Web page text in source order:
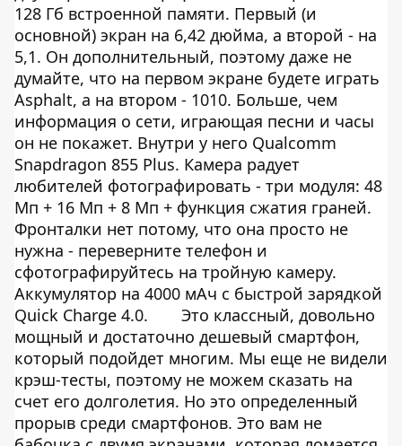
128 Гб встроенной памяти. Первый (и
основной) экран на 6,42 дюйма, а второй - на
5,1. Он дополнительный, поэтому даже не
думайте, что на первом экране будете играть
Asphalt, а на втором - 1010. Больше, чем
информация о сети, играющая песни и часы
он не покажет. Внутри у него Qualcomm
Snapdragon 855 Plus. Камера радует
любителей фотографировать - три модуля: 48
Мп + 16 Мп + 8 Мп + функция сжатия граней.
Фронталки нет потому, что она просто не
нужна - переверните телефон и
сфотографируйтесь на тройную камеру.
Аккумулятор на 4000 мАч с быстрой зарядкой
Quick Charge 4.0.
Это классный, довольно
мощный и достаточно дешевый смартфон,
который подойдет многим. Мы еще не видели
крэш-тесты, поэтому не можем сказать на
счет его долголетия. Но это определенный
прорыв среди смартфонов. Это вам не